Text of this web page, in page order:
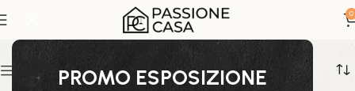
PROMO ESPOSIZIONE
0
rettangolare
Show sidebar